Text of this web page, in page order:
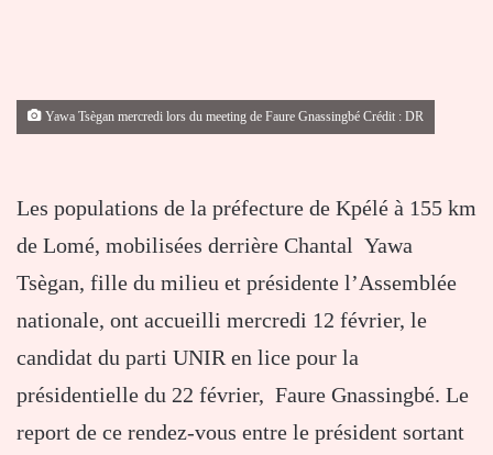
Yawa Tsègan mercredi lors du meeting de Faure Gnassingbé Crédit : DR
Les populations de la préfecture de Kpélé à 155 km
de Lomé, mobilisées derrière Chantal Yawa
Tsègan, fille du milieu et présidente l’Assemblée
nationale, ont accueilli mercredi 12 février, le
candidat du parti UNIR en lice pour la
présidentielle du 22 février, Faure Gnassingbé. Le
report de ce rendez-vous entre le président sortant